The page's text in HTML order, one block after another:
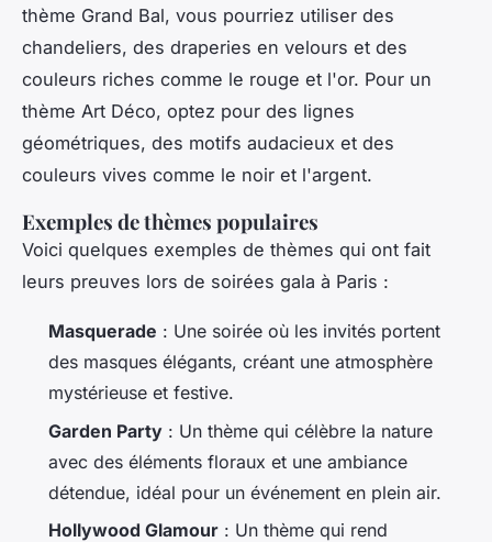
thème Grand Bal, vous pourriez utiliser des
chandeliers, des draperies en velours et des
couleurs riches comme le rouge et l'or. Pour un
thème Art Déco, optez pour des lignes
géométriques, des motifs audacieux et des
couleurs vives comme le noir et l'argent.
Exemples de thèmes populaires
Voici quelques exemples de thèmes qui ont fait
leurs preuves lors de soirées gala à Paris :
Masquerade : Une soirée où les invités portent
des masques élégants, créant une atmosphère
mystérieuse et festive.
Garden Party : Un thème qui célèbre la nature
avec des éléments floraux et une ambiance
détendue, idéal pour un événement en plein air.
Hollywood Glamour : Un thème qui rend